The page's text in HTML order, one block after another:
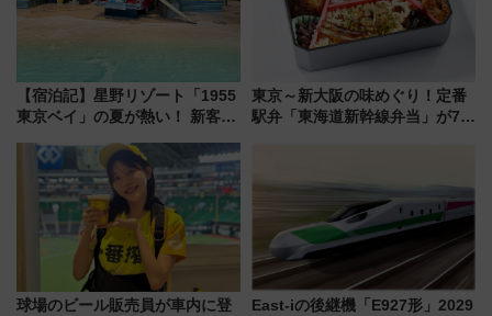
【宿泊記】星野リゾート「1955
東京ベイ」の夏が熱い！ 新客室
メリカングルメ＆絶品スイーツ
を満喫（千葉県浦安市）
東京～新大阪の味めぐり！定番
駅弁「東海道新幹線弁当」が7月
球場のビール販売員が車内に登
East-iの後継機「E927形」2029